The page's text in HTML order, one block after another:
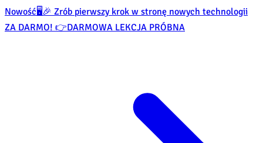
Nowość🖥️🎉 Zrób pierwszy krok w stronę nowych technologii
ZA DARMO! 👉DARMOWA LEKCJA PRÓBNA